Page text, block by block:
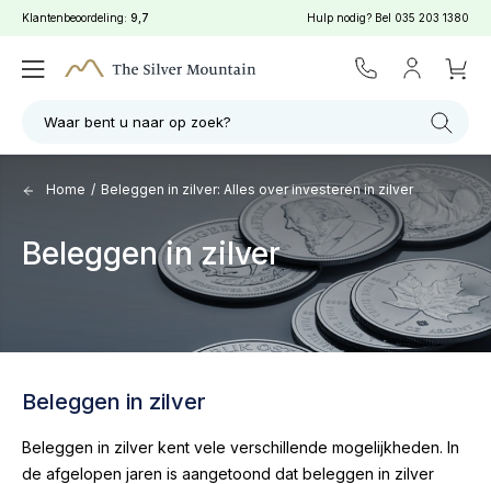
Klantenbeoordeling: 9,7 Hulp nodig? Bel 035 203 1380
Waar bent u naar op zoek?
Home / Beleggen in zilver: Alles over investeren in zilver
Beleggen in zilver
Beleggen in zilver
Beleggen in zilver kent vele verschillende mogelijkheden. In
de afgelopen jaren is aangetoond dat beleggen in zilver